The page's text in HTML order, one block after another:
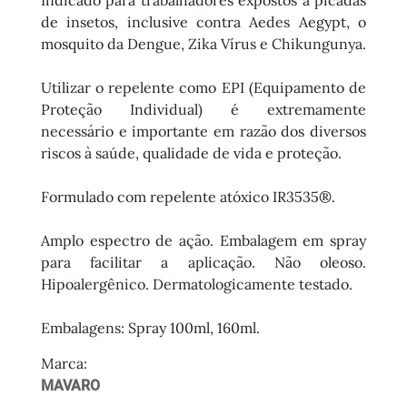
de insetos, inclusive contra Aedes Aegypt, o
mosquito da Dengue, Zika Vírus e Chikungunya.
Utilizar o repelente como EPI (Equipamento de
Proteção Individual) é extremamente
necessário e importante em razão dos diversos
riscos à saúde, qualidade de vida e proteção.
Formulado com repelente atóxico IR3535®.
Amplo espectro de ação. Embalagem em spray
para facilitar a aplicação. Não oleoso.
Hipoalergênico. Dermatologicamente testado.
Embalagens: Spray 100ml, 160ml.
Marca:
MAVARO